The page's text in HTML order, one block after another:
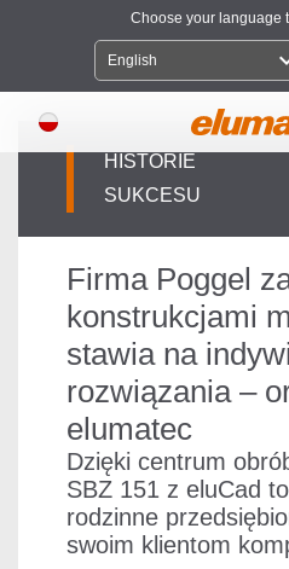
Choose your language
English
HISTORIE
SUKCESU
Firma Poggel
konstrukcjami
stawia na
rozwiązania –
elumatec
Dzięki centrum
SBZ 151 z eluCad
rodzinne
swoim klientom